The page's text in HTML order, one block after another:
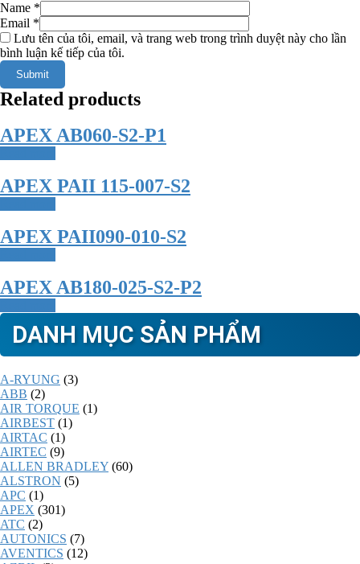
Name *
Email *
Lưu tên của tôi, email, và trang web trong trình duyệt này cho lần
bình luận kế tiếp của tôi.
Related products
APEX AB060-S2-P1
APEX PAII 115-007-S2
APEX PAII090-010-S2
APEX AB180-025-S2-P2
DANH MỤC SẢN PHẨM
A-RYUNG (3)
ABB (2)
AIR TORQUE (1)
AIRBEST (1)
AIRTAC (1)
AIRTEC (9)
ALLEN BRADLEY (60)
ALSTRON (5)
APC (1)
APEX (301)
ATC (2)
AUTONICS (7)
AVENTICS (12)